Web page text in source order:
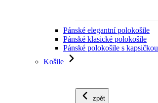
Pánské elegantní polokošile
Pánské klasické polokošile
Pánské polokošile s kapsičkou
Košile
zpět